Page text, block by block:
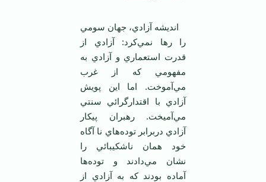
انديشه آزادي، جهان سومي
را رها نمي‌کرد: آزادي از
قدرت استعماري و آزادي به
مفهومي که از غرب
مي‌آموخت. اما اين پويش
آزادي با اقتدارگرائي سنتي
مي‌آميخت. رهبران پيکار
آزادي دربرابر توده‌هاي نا آگاه
خود همان ناشکيبائي را
نشان مي‌دادند و توده‌ها
آماده بودند که به آزادي از